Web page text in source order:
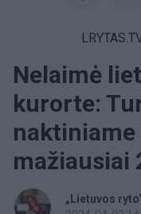
Nelaimė
kurorte:
naktiniame
mažiausiai
„Lietuvos